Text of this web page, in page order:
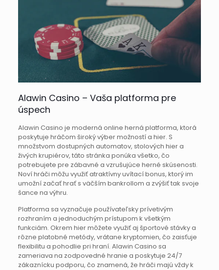
Alawin Casino – Vaša platforma pre
úspech
Alawin Casino je moderná online herná platforma, ktorá
poskytuje hráčom široký výber možností a hier. S
množstvom dostupných automatov, stolových hier a
živých krupiérov, táto stránka ponúka všetko, čo
potrebujete pre zábavné a vzrušujúce herné skúsenosti.
Noví hráči môžu využiť atraktívny uvítací bonus, ktorý im
umožní začať hrať s väčším bankrollom a zvýšiť tak svoje
šance na výhru.
Platforma sa vyznačuje používateľsky prívetivým
rozhraním a jednoduchým prístupom k všetkým
funkciám. Okrem hier môžete využiť aj športové stávky a
rôzne platobné metódy, vrátane kryptomien, čo zaisťuje
flexibilitu a pohodlie pri hraní. Alawin Casino sa
zameriava na zodpovedné hranie a poskytuje 24/7
zákaznícku podporu, čo znamená, že hráči majú vždy k